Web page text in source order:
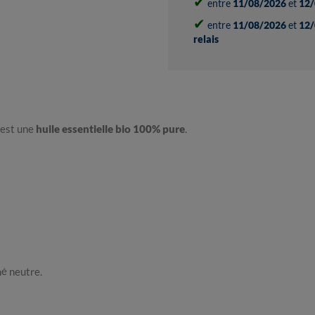
entre 11/08/2026et
✔ entre 11/08/2026et
relais
une huile essentielle bio 100% pure.
neutre.